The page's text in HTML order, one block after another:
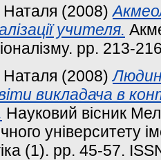
Наталя (2008)
учителя.
pp. 213-
Наталя (2008)
викладача в
Науковий вісник
університету
(1). pp. 45-57.